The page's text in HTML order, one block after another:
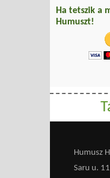
Ha tetszik a
Humuszt!
Humusz
Saru u.